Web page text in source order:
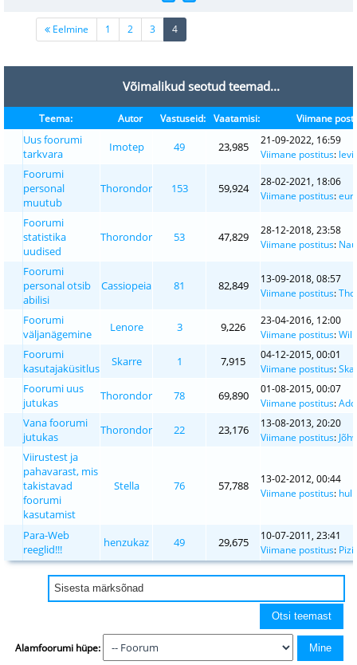
Eelmine 1 2 3 4(current)
Võimalikud seotud teemad...
Teema: Autor Vastuseid: Vaatamisi: Viimane
Uus foorumi
tarkvara
Imotep 49 23,985
21-09-2022, 16:59
Viimane postitus:
Foorumi
personal
muutub
Thorondor 153 59,924
28-02-2021, 18:06
Viimane postitus:
Foorumi
statistika
uudised
Thorondor 53 47,829
28-12-2018, 23:58
Viimane postitus:
Foorumi
personal otsib
abilisi
Cassiopeia 81 82,849
13-09-2018, 08:57
Viimane postitus:
Foorumi
väljanägemine
Lenore 3 9,226
23-04-2016, 12:00
Viimane postitus:
Foorumi
kasutajaküsitlus
Skarre 1 7,915
04-12-2015, 00:01
Viimane postitus:
Foorumi uus
jutukas
Thorondor 78 69,890
01-08-2015, 00:07
Viimane postitus:
Vana foorumi
jutukas
Thorondor 22 23,176
13-08-2013, 20:20
Viimane postitus:
Viirustest ja
pahavarast, mis
takistavad
foorumi
kasutamist
Stella 76 57,788
13-02-2012, 00:44
Viimane postitus:
Para-Web
reeglid!!!
henzukaz 49 29,675
10-07-2011, 23:41
Viimane postitus:
Alamfoorumi hüpe: